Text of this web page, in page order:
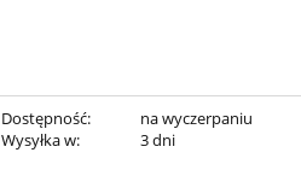
Dostępność:
na wyczerpaniu
Wysyłka w:
3 dni